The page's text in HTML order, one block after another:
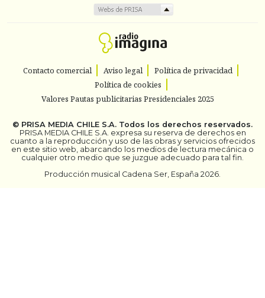
Contacto comercial Aviso legal
Política de privacidad
Política de cookies
Valores Pautas publicitarias Presidenciales 2025
© PRISA MEDIA CHILE S.A. Todos los derechos reservados.
PRISA MEDIA CHILE S.A. expresa su reserva de derechos en
cuanto a la reproducción y uso de las obras y servicios ofrecidos
en este sitio web, abarcando los medios de lectura mecánica o
cualquier otro medio que se juzgue adecuado para tal fin.
Producción musical Cadena Ser, España 2026.